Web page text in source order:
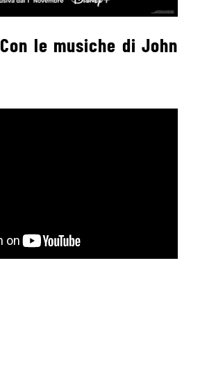
le musiche di John